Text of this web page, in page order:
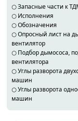
○Запасные части к
○ Исполнения
○Обозначения
○Опросный лист на
вентилятор
○ Подбор дымососа,
вентилятора
○Углы разворота
машин
○Углы разворота
машин